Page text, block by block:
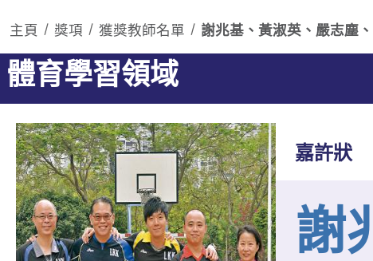
主頁 獎項 獲獎教師名單 謝兆基、黃淑英、嚴志塵
體育學習領域
嘉許狀
謝